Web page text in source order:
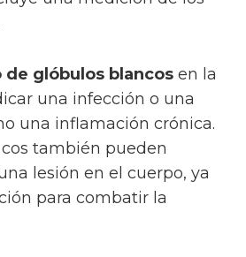
de glóbulos blancos en la
una infección o una
una inflamación crónica.
también pueden
lesión en el cuerpo, ya
para combatir la